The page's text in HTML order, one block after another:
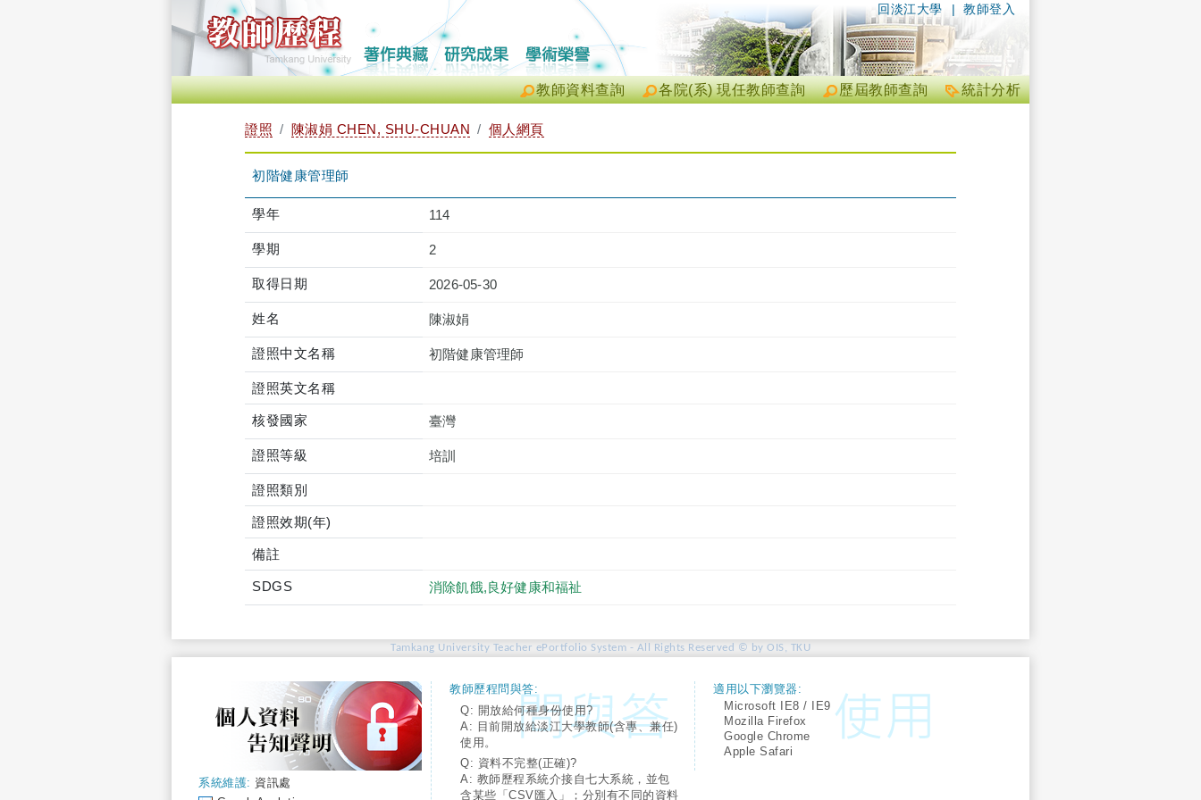
| 教師登入
回淡江大學
統計分析
歷屆教師查詢
各院(系) 現任教師查詢
教師資料查詢
證照 陳淑娟 CHEN, SHU-CHUAN 個人網頁
初階健康管理師
學年 114
學期 2
取得日期 2026-05-30
姓名 陳淑娟
證照中文名稱 初階健康管理師
證照英文名稱
核發國家 臺灣
證照等級 培訓
證照類別
證照效期(年)
備註
SDGS 消除飢餓,良好健康和福祉
Tamkang University Teacher ePortfolio System - All Rights Reserved © by OIS, TKU
系統維護: 資訊處
教師歷程問與答:
Q: 開放給何種身份使用?
A: 目前開放給淡江大學教師(含專、兼任)
使用。
Q: 資料不完整(正確)?
A: 教師歷程系統介接自七大系統，並包
含某些「CSV匯入」；分別有不同的資料
適用以下瀏覽器:
Microsoft IE8 / IE9
Mozilla Firefox
Google Chrome
Apple Safari